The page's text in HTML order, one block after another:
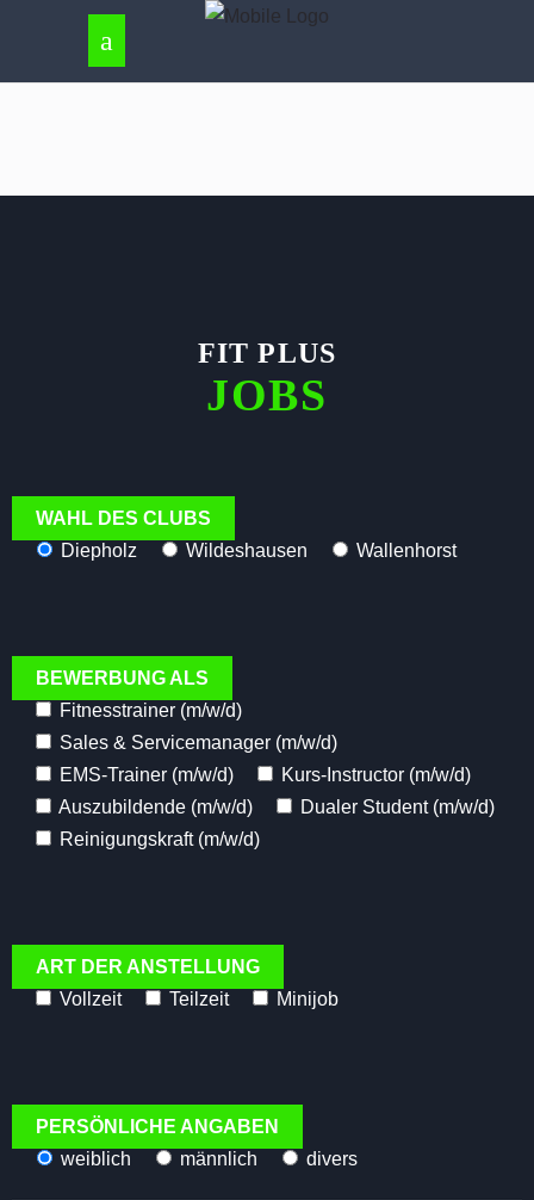
FIT PLUS
JOBS
WAHL DES CLUBS
Diepholz
Wildeshausen Wallenhorst
BEWERBUNG ALS
Fitnesstrainer (m/w/d)
Sales & Servicemanager (m/w/d)
EMS-Trainer (m/w/d)
Kurs-Instructor (m/w/d)
Auszubildende (m/w/d)
Dualer Student (m/w/d)
Reinigungskraft (m/w/d)
ART DER ANSTELLUNG
Vollzeit
Teilzeit Minijob
PERSÖNLICHE ANGABEN
weiblich
männlich divers